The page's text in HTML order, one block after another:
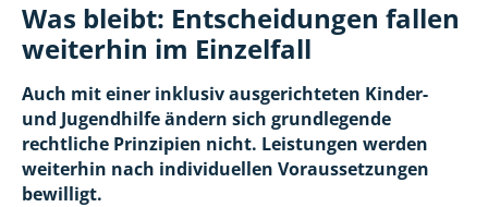
Was bleibt: Entscheidungen fallen
weiterhin im Einzelfall
Auch mit einer inklusiv ausgerichteten Kinder-
und Jugendhilfe ändern sich grundlegende
rechtliche Prinzipien nicht. Leistungen werden
weiterhin nach individuellen Voraussetzungen
bewilligt.